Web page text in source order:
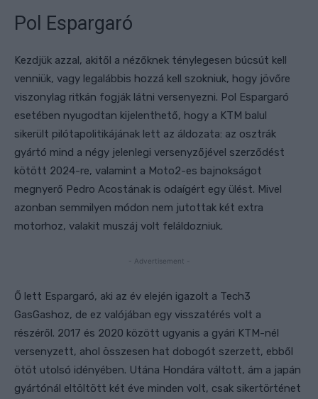
Pol Espargaró
Kezdjük azzal, akitől a nézőknek ténylegesen búcsút kell
venniük, vagy legalábbis hozzá kell szokniuk, hogy jövőre
viszonylag ritkán fogják látni versenyezni. Pol Espargaró
esetében nyugodtan kijelenthető, hogy a KTM balul
sikerült pilótapolitikájának lett az áldozata: az osztrák
gyártó mind a négy jelenlegi versenyzőjével szerződést
kötött 2024-re, valamint a Moto2-es bajnokságot
megnyerő Pedro Acostának is odaígért egy ülést. Mivel
azonban semmilyen módon nem jutottak két extra
motorhoz, valakit muszáj volt feláldozniuk.
- Advertisement -
Ő lett Espargaró, aki az év elején igazolt a Tech3
GasGashoz, de ez valójában egy visszatérés volt a
részéről. 2017 és 2020 között ugyanis a gyári KTM-nél
versenyzett, ahol összesen hat dobogót szerzett, ebből
ötöt utolsó idényében. Utána Hondára váltott, ám a japán
gyártónál eltöltött két éve minden volt, csak sikertörténet